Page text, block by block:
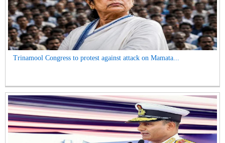
Trinamool Congress to protest against attack on Mamata...